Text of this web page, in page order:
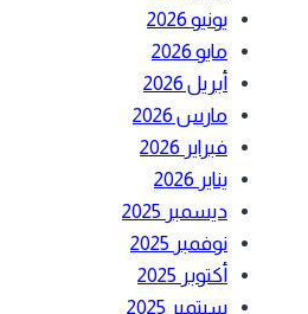
يونيو 2026
مايو 2026
أبريل 2026
مارس 2026
فبراير 2026
يناير 2026
ديسمبر 2025
نوفمبر 2025
أكتوبر 2025
سبتمبر 2025